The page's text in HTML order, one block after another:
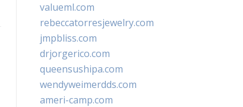
valueml.com
rebeccatorresjewelry.com
jmpbliss.com
drjorgerico.com
queensushipa.com
wendyweimerdds.com
ameri-camp.com